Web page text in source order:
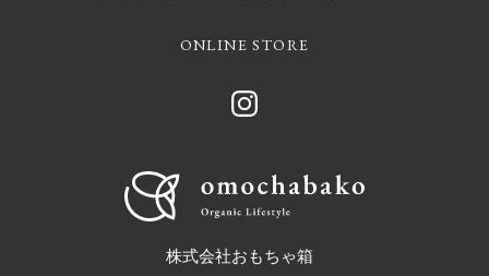
ONLINE STORE
株式会社おもちゃ箱